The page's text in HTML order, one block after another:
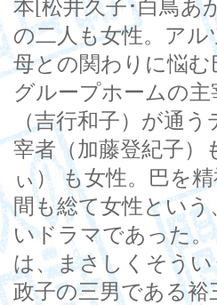
本[松井久子･白鳥あ
の二人も女性。ア
母との関わりに悩
グループホームの
（吉行和子）が通
宰者（加藤登紀子）
ぃ） も女性。巴を
間も総て女性とい
いドラマであった
は、まさしくそう
政子の三男である